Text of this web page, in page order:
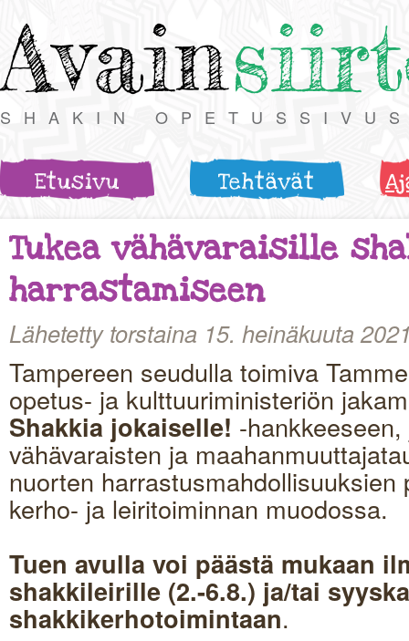
Avain
SHAKIN
Etusivu Tehtävät
Tukea vähävaraisille
harrastamiseen
Lähetetty torstaina 15. heinäkuuta
Tampereen seudulla toimiva
opetus- ja kulttuuriministeriön
Shakkia jokaiselle! -
vähävaraisten ja
nuorten harrastusmahdollisuuksien
kerho- ja leiritoiminnan muodossa.
Tuen avulla voi päästä mukaan
shakkileirille (2.-6.8.) ja/tai
shakkikerhotoimintaan.